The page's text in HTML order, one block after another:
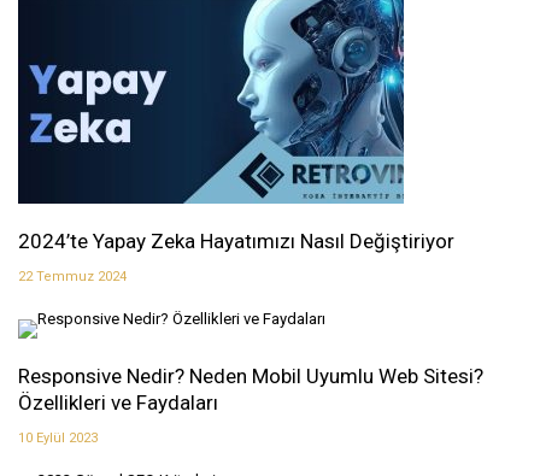
2024’te Yapay Zeka Hayatımızı Nasıl Değiştiriyor
22 Temmuz 2024
Responsive Nedir? Neden Mobil Uyumlu Web Sitesi?
Özellikleri ve Faydaları
10 Eylül 2023